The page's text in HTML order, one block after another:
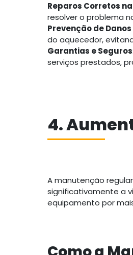
Reparos Corretos
resolver o problema
Prevenção de
do aquecedor,
Garantias e Seguros
serviços prestados,
4.
A manutenção
significativamente a
equipamento por